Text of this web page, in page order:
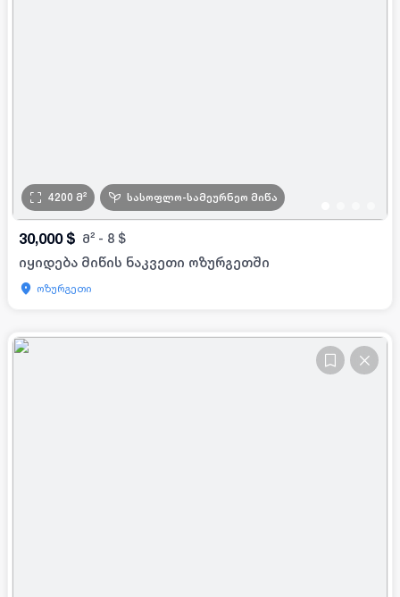
4200 მ² სასოფლო-სამეურნეო მიწა
30,000 $ მ² - 8 $
იყიდება მიწის ნაკვეთი ოზურგეთში
ოზურგეთი